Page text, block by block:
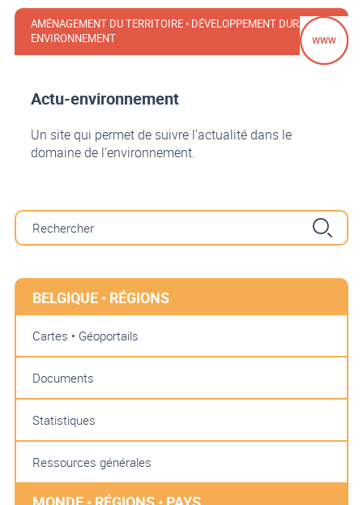
AMÉNAGEMENT DU TERRITOIRE • DÉVELOPPEMENT DURABLE •
ENVIRONNEMENT
Actu-environnement
Un site qui permet de suivre l’actualité dans le
domaine de l’environnement.
BELGIQUE • RÉGIONS
Cartes • Géoportails
Documents
Statistiques
Ressources générales